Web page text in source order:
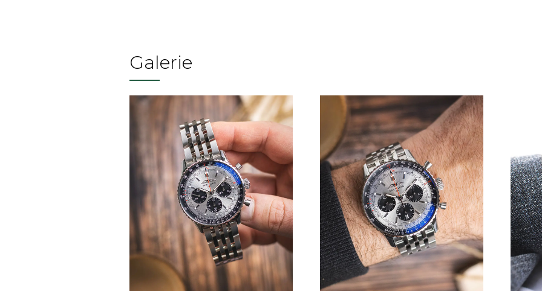
Galerie